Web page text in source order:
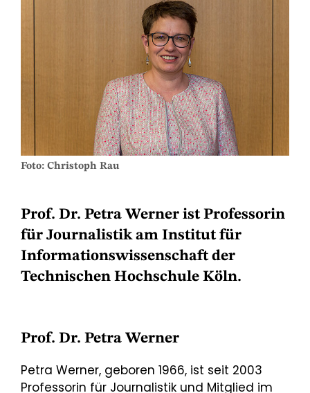
Foto: Christoph Rau
Prof. Dr. Petra Werner ist Professorin
für Journalistik am Institut für
Informationswissenschaft der
Technischen Hochschule Köln.
Prof. Dr. Petra Werner
Petra Werner, geboren 1966, ist seit 2003
Professorin für Journalistik und Mitglied im